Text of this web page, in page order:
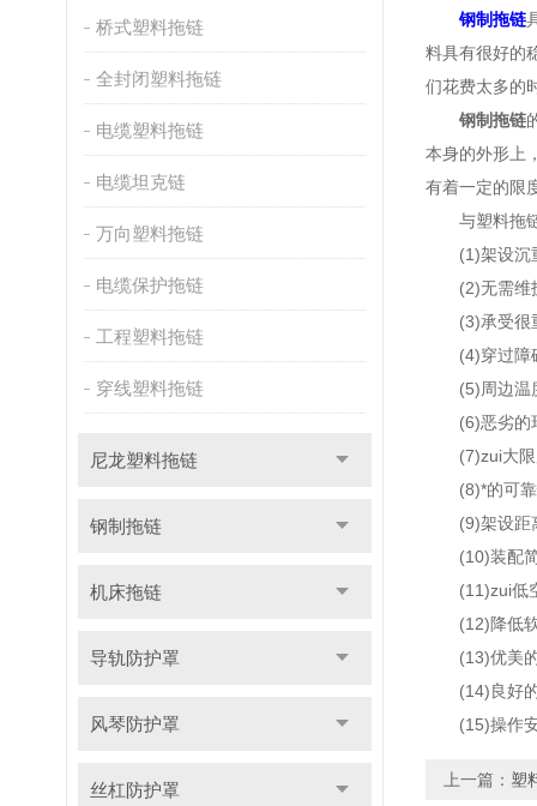
桥式塑料拖链
全封闭塑料拖链
电缆塑料拖链
电缆坦克链
万向塑料拖链
电缆保护拖链
工程塑料拖链
穿线塑料拖链
尼龙塑料拖链
钢制拖链
机床拖链
导轨防护罩
风琴防护罩
丝杠防护罩
钢制拖链
料具有很好的
们花费太多的
钢制拖链
本身的外形上
有着一定的限
与塑料拖
(1)架设沉
(2)无需维
(3)承受很
(4)穿过障
(5)周边温
(6)恶劣的
(7)zui大限
(8)*的可靠
(9)架设距离
(10)装配简
(11)zui低
(12)降低软
(13)优美的
(14)良好的
(15)操作安
上一篇： 塑